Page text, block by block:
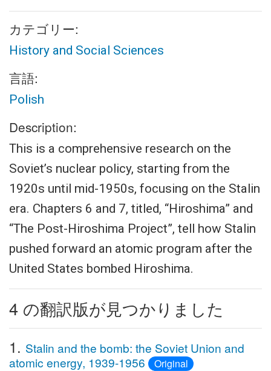
カテゴリー:
History and Social Sciences
言語:
Polish
Description:
This is a comprehensive research on the
Soviet’s nuclear policy, starting from the
1920s until mid-1950s, focusing on the Stalin
era. Chapters 6 and 7, titled, “Hiroshima” and
“The Post-Hiroshima Project”, tell how Stalin
pushed forward an atomic program after the
United States bombed Hiroshima.
4 の翻訳版が見つかりました
1. Stalin and the bomb: the Soviet Union and
atomic energy, 1939-1956
Original